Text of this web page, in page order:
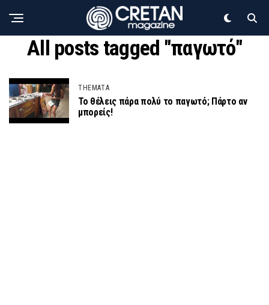
All posts tagged "παγωτό"
THEMATA
Το θέλεις πάρα πολύ το παγωτό; Πάρτο αν
μπορείς!